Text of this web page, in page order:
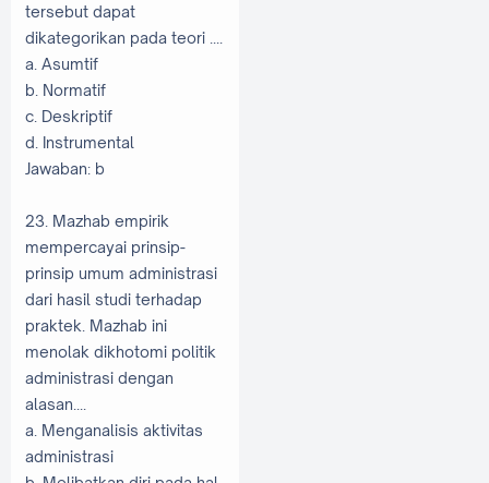
tersebut dapat
dikategorikan pada teori ....
a. Asumtif
b. Normatif
c. Deskriptif
d. Instrumental
Jawaban: b
23. Mazhab empirik
mempercayai prinsip-
prinsip umum administrasi
dari hasil studi terhadap
praktek. Mazhab ini
menolak dikhotomi politik
administrasi dengan
alasan....
a. Menganalisis aktivitas
administrasi